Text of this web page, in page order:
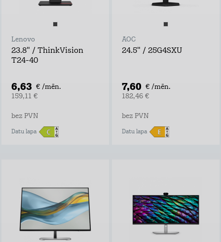
Lenovo
23.8" / ThinkVision
T24-40
6,63 € /mēn.
159,11 €
bez PVN
Datu lapa
AOC
24.5" / 25G4SXU
7,60 € /mēn.
182,46 €
bez PVN
Datu lapa